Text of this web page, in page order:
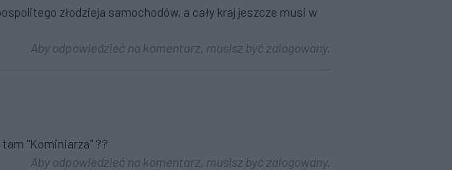
złodzieja samochodów, a cały kraj jeszcze musi w
Aby odpowiedzieć na komentarz, musisz być zalogowany.
"Kominiarza" ??
Aby odpowiedzieć na komentarz, musisz być zalogowany.